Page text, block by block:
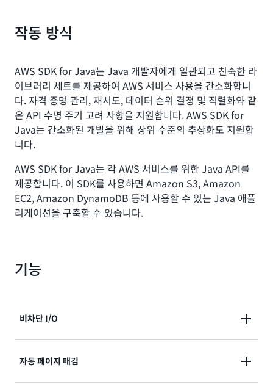
작동 방식
AWS SDK for Java는 Java 개발자에게 일관되고 친숙한 라
이브러리 세트를 제공하여 AWS 서비스 사용을 간소화합니
다. 자격 증명 관리, 재시도, 데이터 순위 결정 및 직렬화와 같
은 API 수명 주기 고려 사항을 지원합니다. AWS SDK for
Java는 간소화된 개발을 위해 상위 수준의 추상화도 지원합
니다.
AWS SDK for Java는 각 AWS 서비스를 위한 Java API를
제공합니다. 이 SDK를 사용하면 Amazon S3, Amazon
EC2, Amazon DynamoDB 등에 사용할 수 있는 Java 애플
리케이션을 구축할 수 있습니다.
기능
비차단 I/O
AWS SDK for Java 2.x는 Netty 기반의 새로운 비차단
자동 페이지 매김